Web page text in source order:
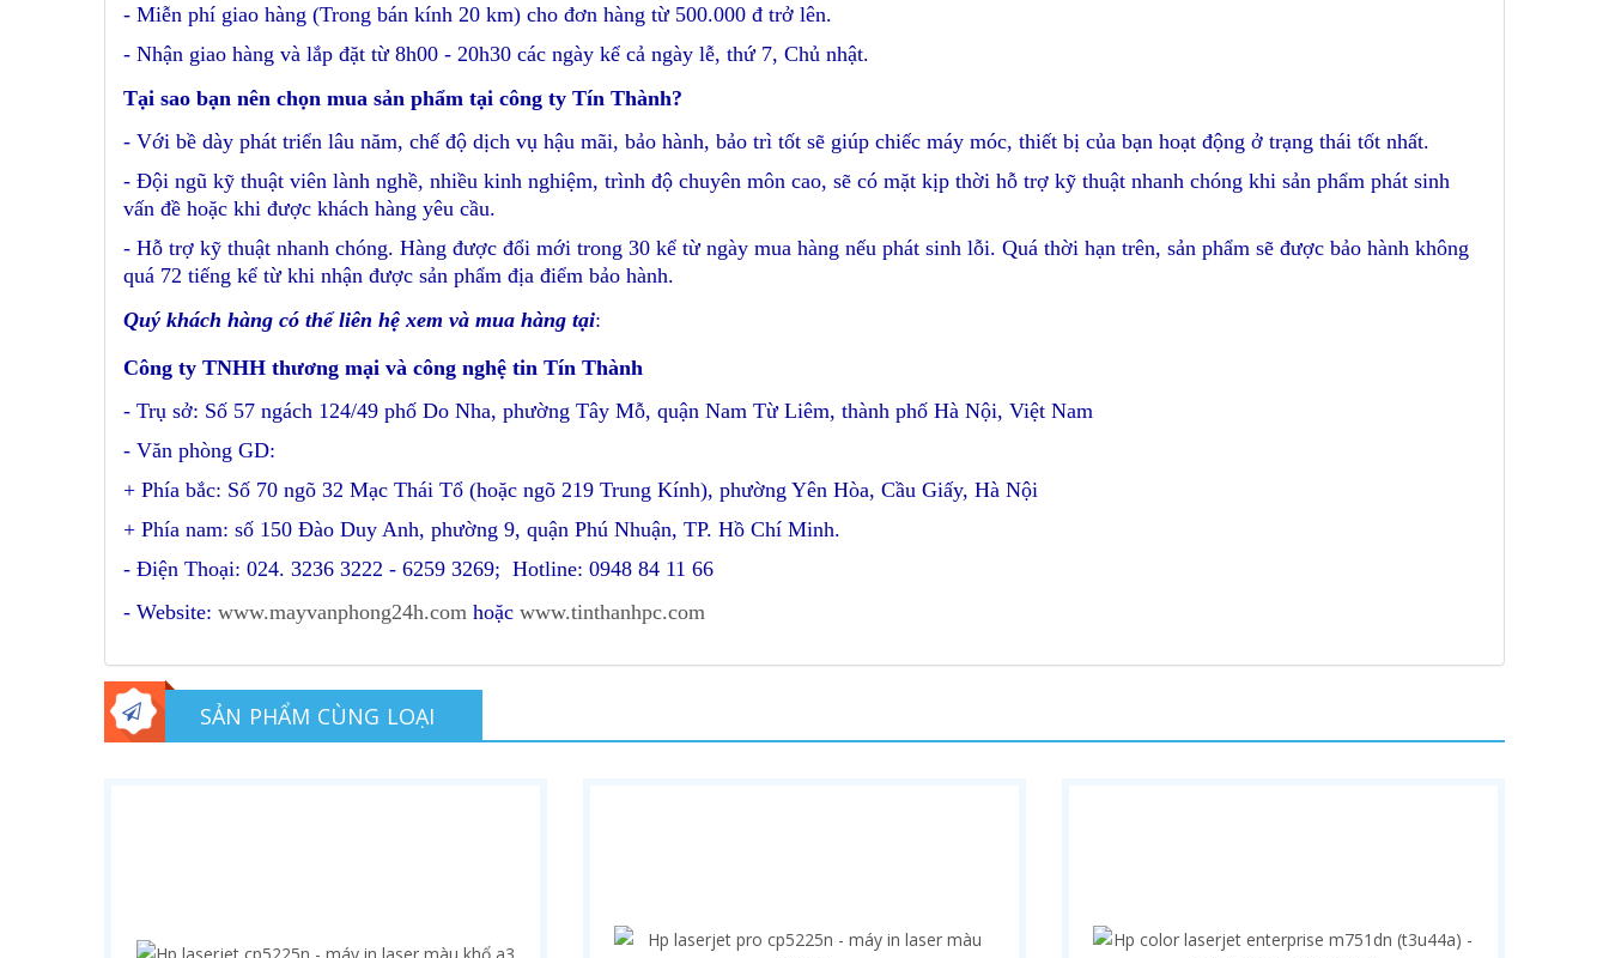
- Miễn phí giao hàng (Trong bán kính 20 km) cho đơn hàng từ 500.000 đ trở lên.
- Nhận giao hàng và lắp đặt từ 8h00 - 20h30 các ngày kể cả ngày lễ, thứ 7, Chủ nhật.
Tại sao bạn nên chọn mua sản phẩm tại công ty Tín Thành?
- Với bề dày phát triển lâu năm, chế độ dịch vụ hậu mãi, bảo hành, bảo trì tốt sẽ giúp chiếc máy móc, thiết bị của bạn hoạt động ở trạng thái tốt nhất.
- Đội ngũ kỹ thuật viên lành nghề, nhiều kinh nghiệm, trình độ chuyên môn cao, sẽ có mặt kịp thời hỗ trợ kỹ thuật nhanh chóng khi sản phẩm phát sinh
vấn đề hoặc khi được khách hàng yêu cầu.
- Hỗ trợ kỹ thuật nhanh chóng. Hàng được đổi mới trong 30 kể từ ngày mua hàng nếu phát sinh lỗi. Quá thời hạn trên, sản phẩm sẽ được bảo hành không
quá 72 tiếng kể từ khi nhận được sản phẩm địa điểm bảo hành.
Quý khách hàng có thể liên hệ xem và mua hàng tại:
Công ty TNHH thương mại và công nghệ tin Tín Thành
- Trụ sở: Số 57 ngách 124/49 phố Do Nha, phường Tây Mỗ, quận Nam Từ Liêm, thành phố Hà Nội, Việt Nam
- Văn phòng GD:
+ Phía bắc: Số 70 ngõ 32 Mạc Thái Tổ (hoặc ngõ 219 Trung Kính), phường Yên Hòa, Cầu Giấy, Hà Nội
+ Phía nam: số 150 Đào Duy Anh, phường 9, quận Phú Nhuận, TP. Hồ Chí Minh.
- Điện Thoại: 024. 3236 3222 - 6259 3269; Hotline: 0948 84 11 66
- Website: www.mayvanphong24h.com hoặc www.tinthanhpc.com
SẢN PHẨM CÙNG LOẠI